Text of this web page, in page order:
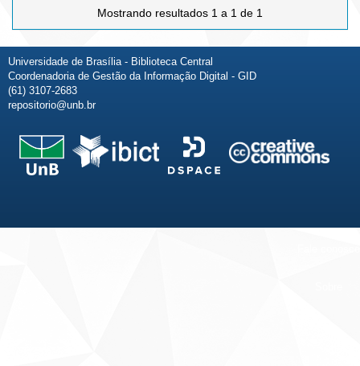
Mostrando resultados 1 a 1 de 1
Universidade de Brasília - Biblioteca Central
Coordenadoria de Gestão da Informação Digital - GID
(61) 3107-2683
repositorio@unb.br